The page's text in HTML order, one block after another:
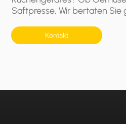
Saftpresse, Wir bertaten Sie
Kontakt